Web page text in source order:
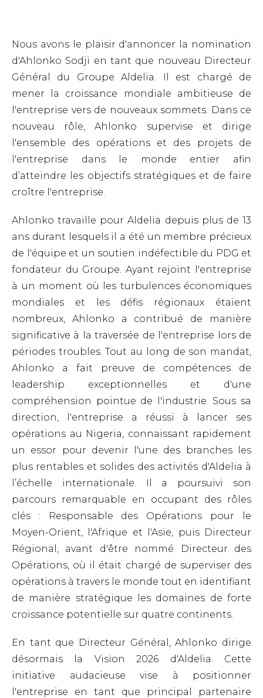
Nous avons le plaisir d'annoncer la nomination
d'Ahlonko Sodji en tant que nouveau Directeur
Général du Groupe Aldelia. Il est chargé de
mener la croissance mondiale ambitieuse de
l'entreprise vers de nouveaux sommets. Dans ce
nouveau rôle, Ahlonko supervise et dirige
l'ensemble des opérations et des projets de
l'entreprise dans le monde entier afin
d’atteindre les objectifs stratégiques et de faire
croître l'entreprise.
Ahlonko travaille pour Aldelia depuis plus de 13
ans durant lesquels il a été un membre précieux
de l'équipe et un soutien indéfectible du PDG et
fondateur du Groupe. Ayant rejoint l'entreprise
à un moment où les turbulences économiques
mondiales et les défis régionaux étaient
nombreux, Ahlonko a contribué de manière
significative à la traversée de l'entreprise lors de
périodes troubles. Tout au long de son mandat,
Ahlonko a fait preuve de compétences de
leadership exceptionnelles et d'une
compréhension pointue de l'industrie. Sous sa
direction, l'entreprise a réussi à lancer ses
opérations au Nigeria, connaissant rapidement
un essor pour devenir l'une des branches les
plus rentables et solides des activités d'Aldelia à
l’échelle internationale. Il a poursuivi son
parcours remarquable en occupant des rôles
clés : Responsable des Opérations pour le
Moyen-Orient, l'Afrique et l'Asie, puis Directeur
Régional, avant d'être nommé Directeur des
Opérations, où il était chargé de superviser des
opérations à travers le monde tout en identifiant
de manière stratégique les domaines de forte
croissance potentielle sur quatre continents.
En tant que Directeur Général, Ahlonko dirige
désormais la Vision 2026 d'Aldelia. Cette
initiative audacieuse vise à positionner
l'entreprise en tant que principal partenaire